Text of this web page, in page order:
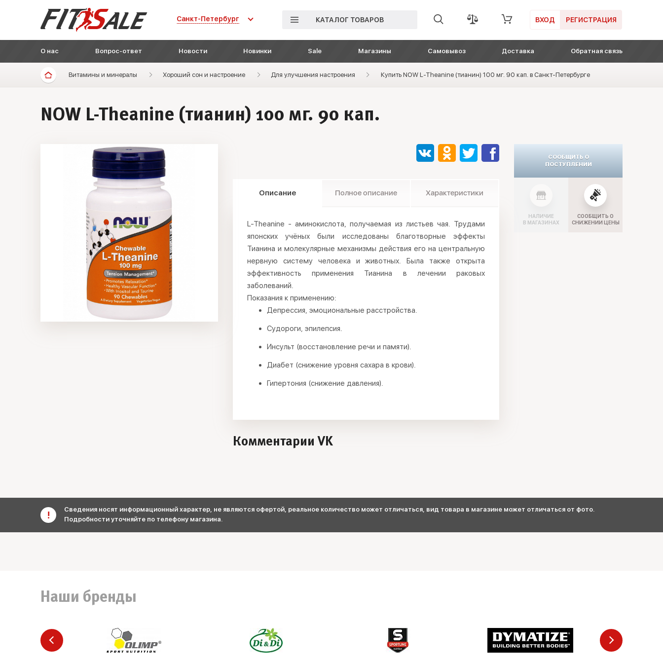
Санкт-Петербург КАТАЛОГ ТОВАРОВ ВХОД РЕГИСТРАЦИЯ
О нас Вопрос-ответ Новости Новинки Sale Магазины Самовывоз Доставка Обратная связь
Витамины и минералы Хороший сон и настроение Для улучшения настроения Купить NOW L-Theanine (тианин) 100 мг. 90 кап. в Санкт-Петербурге
NOW L-Theanine (тианин) 100 мг. 90 кап.
Описание Полное описание Характеристики
L-Theanine - аминокислота, получаемая из листьев чая. Трудами
японских учёных были исследованы благотворные эффекты
Тианина и молекулярные механизмы действия его на центральную
нервную систему человека и животных. Была также открыта
эффективность применения Тианина в лечении раковых
заболеваний.
Показания к применению:
Депрессия, эмоциональные расстройства.
Судороги, эпилепсия.
Инсульт (восстановление речи и памяти).
Диабет (снижение уровня сахара в крови).
Гипертония (снижение давления).
Комментарии VK
СООБЩИТЬ О
ПОСТУПЛЕНИИ
НАЛИЧИЕ
В МАГАЗИНАХ
СООБЩИТЬ О
СНИЖЕНИИ ЦЕНЫ
Сведения носят информационный характер, не являются офертой, реальное количество может отличаться, вид товара в магазине может отличаться от фото.
Подробности уточняйте по телефону магазина.
Наши бренды